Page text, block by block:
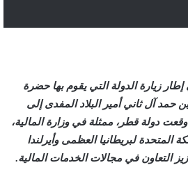
زيارة الدولة التي يقوم بها حضرة
آل ثاني أمير البلاد المفدى إلى
دولة قطر، ممثلة في وزارة المالية،
المتحدة لبريطانيا العظمى وأيرلندا
التعاون في مجالات الخدمات المالية.